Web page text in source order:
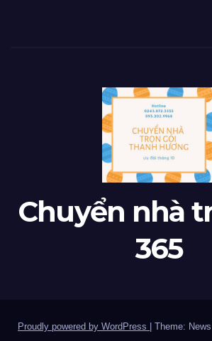
Chuyển nhà
365
Proudly powered by WordPress Theme: